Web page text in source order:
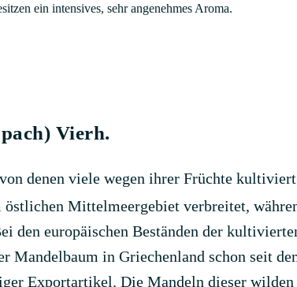
ein intensives, sehr angenehmes Aroma.
Vierh.
denen viele wegen ihrer Früchte
Mittelmeergebiet verbreitet,
den europäischen Beständen der
Mandelbaum in Griechenland schon seit
Exportartikel. Die Mandeln dieser